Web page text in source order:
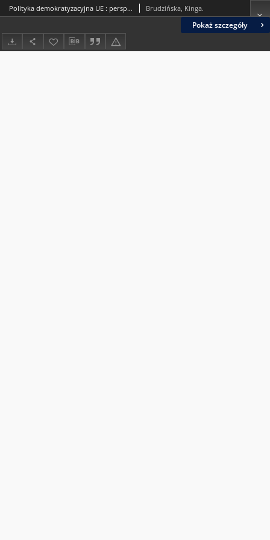
Pokaż szczegóły
Polityka demokratyzacyjna UE : perspektywy utworzenia Europejskiej Fundacji na rzecz Demokracji Brudzińska, Kinga.